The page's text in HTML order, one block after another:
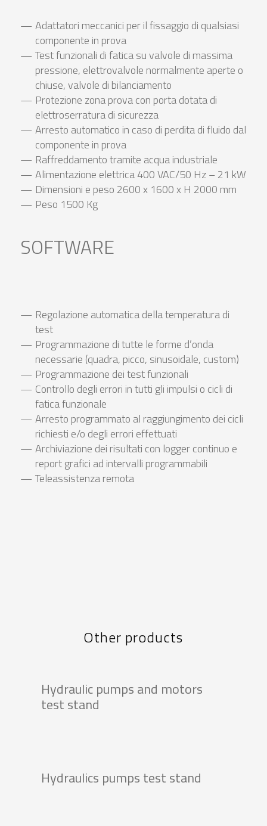
Adattatori meccanici per il fissaggio di qualsiasi
componente in prova
Test funzionali di fatica su valvole di massima
pressione, elettrovalvole normalmente aperte o
chiuse, valvole di bilanciamento
Protezione zona prova con porta dotata di
elettroserratura di sicurezza
Arresto automatico in caso di perdita di fluido dal
componente in prova
Raffreddamento tramite acqua industriale
Alimentazione elettrica 400 VAC/50 Hz – 21 kW
Dimensioni e peso 2600 x 1600 x H 2000 mm
Peso 1500 Kg
SOFTWARE
Regolazione automatica della temperatura di
test
Programmazione di tutte le forme d’onda
necessarie (quadra, picco, sinusoidale, custom)
Programmazione dei test funzionali
Controllo degli errori in tutti gli impulsi o cicli di
fatica funzionale
Arresto programmato al raggiungimento dei cicli
richiesti e/o degli errori effettuati
Archiviazione dei risultati con logger continuo e
report grafici ad intervalli programmabili
Teleassistenza remota
Other products
Hydraulic pumps and motors
test stand
Hydraulics pumps test stand